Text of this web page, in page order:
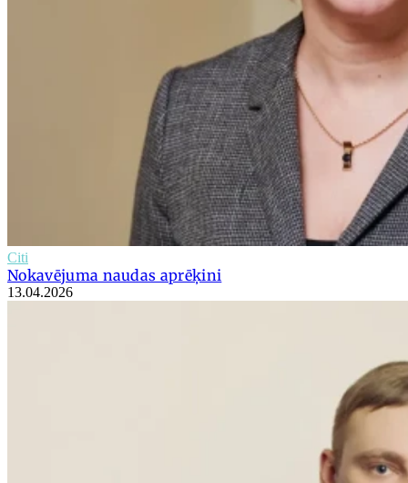
Citi
Nokavējuma naudas aprēķini
13.04.2026